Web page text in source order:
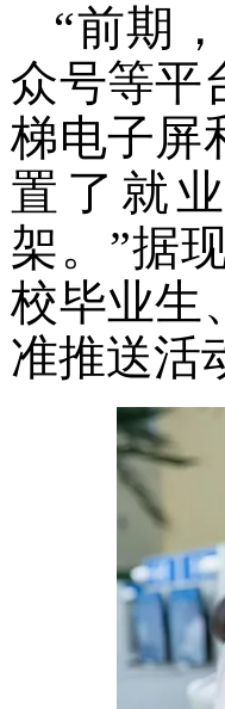
“前期
众号等平
梯电子屏
置了就
架。”据
校毕业生
准推送活